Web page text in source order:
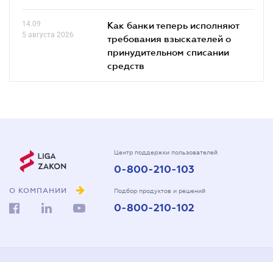
14.09
5 августа 2026
Как банки теперь исполняют
требования взыскателей о
принудительном списании
средств
О КОМПАНИИ
Центр поддержки пользователей
0-800-210-103
Подбор продуктов и решений
0-800-210-102